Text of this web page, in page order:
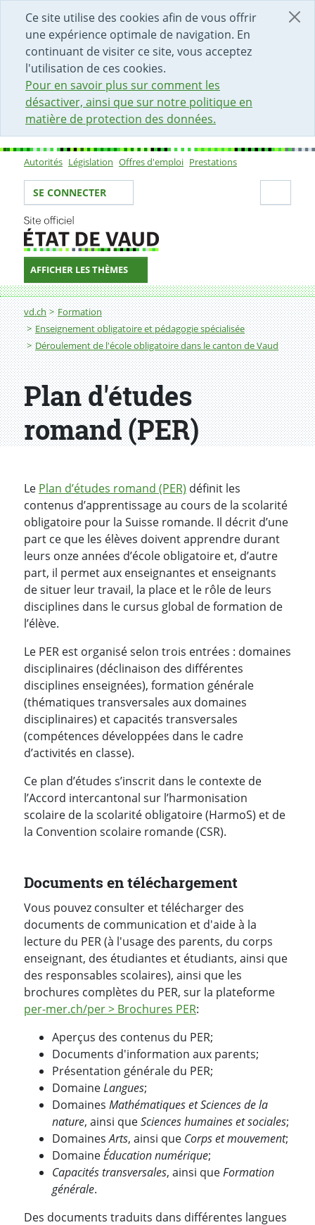
Ce site utilise des cookies afin de vous offrir
une expérience optimale de navigation. En
continuant de visiter ce site, vous acceptez
l'utilisation de ces cookies.
Pour en savoir plus sur comment les
désactiver, ainsi que sur notre politique en
matière de protection des données.
DÉBUT DU CONTENU DE LA PAGE
ACCÈS AU CHAMP DE RECHERCHE
PAGE D'ACCUEIL
FORMULAIRE DE CONTACT
Sous-navigation
Autorités Législation Offres d'emploi Prestations
Votre identité
SE CONNECTER
AFFICHER LES THÈMES
Fil d'Ariane
vd.ch
Formation
Enseignement obligatoire et pédagogie spécialisée
Déroulement de l'école obligatoire dans le canton de Vaud
Plan d'études romand (PER)
Plan d'études
romand (PER)
Le Plan d’études romand (PER) définit les
contenus d’apprentissage au cours de la scolarité
obligatoire pour la Suisse romande. Il décrit d’une
part ce que les élèves doivent apprendre durant
leurs onze années d’école obligatoire et, d’autre
part, il permet aux enseignantes et enseignants
de situer leur travail, la place et le rôle de leurs
disciplines dans le cursus global de formation de
l’élève.
Le PER est organisé selon trois entrées : domaines
disciplinaires (déclinaison des différentes
disciplines enseignées), formation générale
(thématiques transversales aux domaines
disciplinaires) et capacités transversales
(compétences développées dans le cadre
d’activités en classe).
Ce plan d’études s’inscrit dans le contexte de
l’Accord intercantonal sur l’harmonisation
scolaire de la scolarité obligatoire (HarmoS) et de
la Convention scolaire romande (CSR).
Documents en téléchargement
Vous pouvez consulter et télécharger des
documents de communication et d'aide à la
lecture du PER (à l'usage des parents, du corps
enseignant, des étudiantes et étudiants, ainsi que
des responsables scolaires), ainsi que les
brochures complètes du PER, sur la plateforme
per-mer.ch/per > Brochures PER:
Aperçus des contenus du PER;
Documents d'information aux parents;
Présentation générale du PER;
DomaineLangues;
Domaines Mathématiques et Sciences de la
nature, ainsi queSciences humaines et sociales;
DomainesArts, ainsi que Corps et mouvement;
DomaineÉducation numérique;
Capacités transversales, ainsi queFormation
générale.
Des documents traduits dans différentes langues